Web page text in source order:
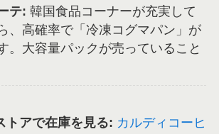
テ: 韓国食品コーナーが充実して
、高確率で「冷凍コグマパン」が
。大容量パックが売っていること
トアで在庫を見る: カルディコーヒ